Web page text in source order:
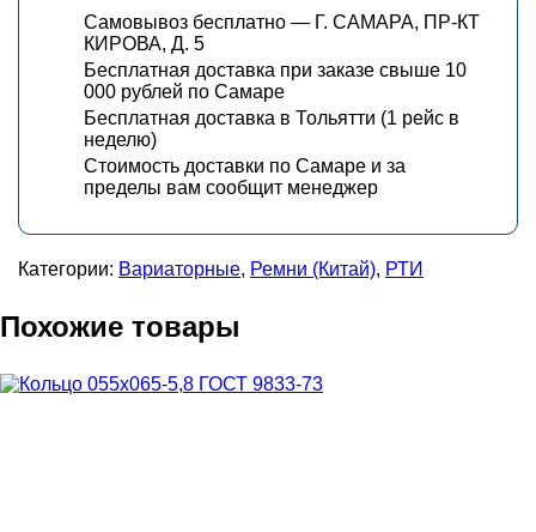
Самовывоз бесплатно — Г. САМАРА, ПР-КТ
КИРОВА, Д. 5
Бесплатная доставка при заказе свыше 10
000 рублей по Самаре
Бесплатная доставка в Тольятти (1 рейс в
неделю)
Стоимость доставки по Самаре и за
пределы вам сообщит менеджер
Категории: Вариаторные, Ремни (Китай), РТИ
Похожие товары